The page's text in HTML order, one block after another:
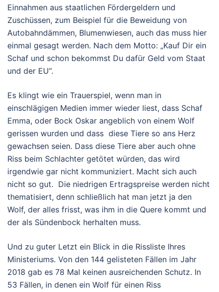
Einnahmen aus staatlichen Fördergeldern und
Zuschüssen, zum Beispiel für die Beweidung von
Autobahndämmen, Blumenwiesen, auch das muss hier
einmal gesagt werden. Nach dem Motto: „Kauf Dir ein
Schaf und schon bekommst Du dafür Geld vom Staat
und der EU“.
Es klingt wie ein Trauerspiel, wenn man in
einschlägigen Medien immer wieder liest, dass Schaf
Emma, oder Bock Oskar angeblich von einem Wolf
gerissen wurden und dass diese Tiere so ans Herz
gewachsen seien. Dass diese Tiere aber auch ohne
Riss beim Schlachter getötet würden, das wird
irgendwie gar nicht kommuniziert. Macht sich auch
nicht so gut. Die niedrigen Ertragspreise werden nicht
thematisiert, denn schließlich hat man jetzt ja den
Wolf, der alles frisst, was ihm in die Quere kommt und
der als Sündenbock herhalten muss.
Und zu guter Letzt ein Blick in die Rissliste Ihres
Ministeriums. Von den 144 gelisteten Fällen im Jahr
2018 gab es 78 Mal keinen ausreichenden Schutz. In
53 Fällen, in denen ein Wolf für einen Riss